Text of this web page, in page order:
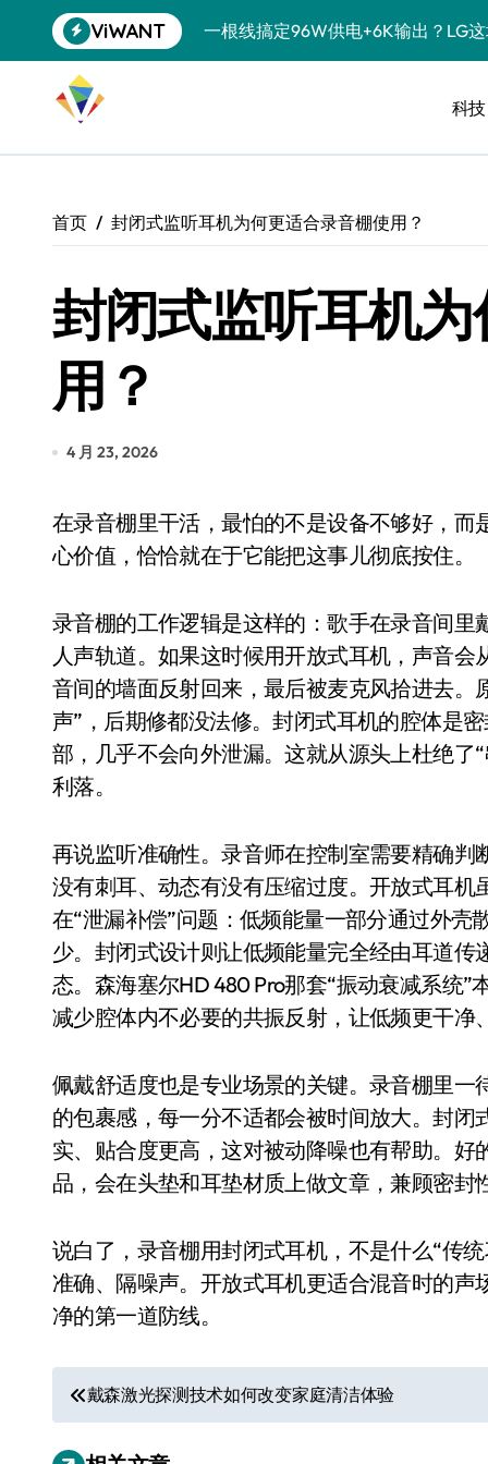
到
ViWANT
一根线搞定96W供电+6K输出？LG
宠物美容吸尘器，是智商税还是真
三星QS90H回音壁评测：内置四重
复古掌机续航攻略：让老游戏机告别
科学仪器都能接？USB-C的隐藏技
降噪耳机也搞“青春版”？索尼这招“
追觅清洁电器全球累计出货量破
黄金瞬间冲破4200，白银狂飙3.5%
Peloton 新车实测：屏幕能转、风扇
Xbox七月大崩盘：裁员3200、卖工
《我的世界》登陆Switch 2：画质大
谷歌DeepMind创始人辞去CEO，但
400层堆叠、性能翻倍 三星把最新
召回X9、合作大众遇冷、高端梦碎：
比Model 3便宜？不，比Model 3有
550亿美金！沙特把EA买了，但背
Xbox 25岁生日送壁纸送徽章，就是
别再用汽车USB给MacBook充电了！
花钱买宝马，启动先看蜘蛛侠？”车
Windows 11家庭版和专业版，选错
维修店最怕的“作死”操作：把手机
实测索尼黑科技：能降温能加热的“
科技
首页 封闭式监听耳机为何更适合录音棚使用？
封闭式监听耳机
用？
4 月 23, 2026
在录音棚里干活，最怕的不是设备不够好，而是声音“漏”出去又“跑”回来。封闭式监听耳机的核
心价值，恰恰就在于它能把这事儿彻底按住。
录音棚的工作逻辑是这样的：歌手在录音间
人声轨道。如果这时候用开放式耳机，声音
音间的墙面反射回来，最后被麦克风拾进去。
声”，后期修都没法修。封闭式耳机的腔体是
部，几乎不会向外泄漏。这就从源头上杜绝了
利落。
再说监听准确性。录音师在控制室需要精确
没有刺耳、动态有没有压缩过度。开放式耳
在“泄漏补偿”问题：低频能量一部分通过外
少。封闭式设计则让低频能量完全经由耳道
态。森海塞尔HD 480 Pro那套“振动衰减系统
减少腔体内不必要的共振反射，让低频更干净
佩戴舒适度也是专业场景的关键。录音棚里
的包裹感，每一分不适都会被时间放大。封
实、贴合度更高，这对被动降噪也有帮助。
品，会在头垫和耳垫材质上做文章，兼顾密封
说白了，录音棚用封闭式耳机，不是什么“传
准确、隔噪声。开放式耳机更适合混音时的
净的第一道防线。
文
章
戴森激光探测技术如何改变家庭清洁体验